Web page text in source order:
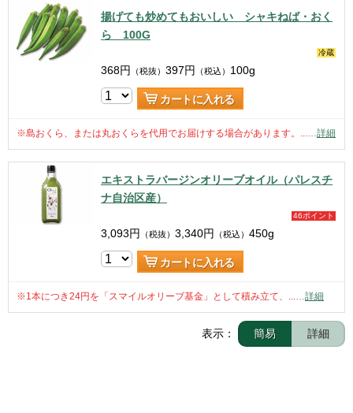
揚げても炒めてもおいしい シャキねば・おく
ら 100G
冷蔵
368円 （税抜） 397円 （税込） 100g
カートに入れる
※島おくら、または丸おくらを代用でお届けする場合があります。... 詳細
エキストラバージンオリーブオイル（パレスチ
ナ自治区産）
46ポイント
3,093円 （税抜） 3,340円 （税込） 450g
カートに入れる
※1本につき24円を「スマイルオリーブ基金」として積み立て、... 詳細
表示： 簡易 詳細